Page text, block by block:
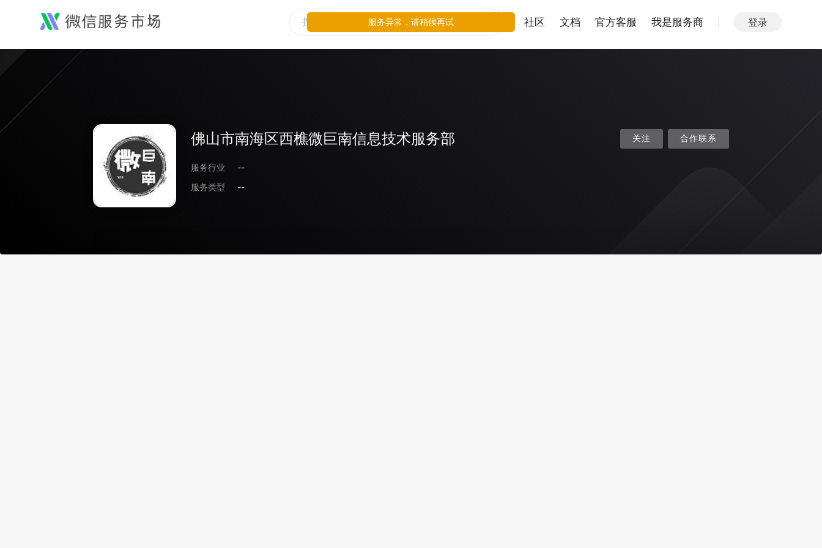
社区 文档 官方客服 我是服务商 登录
佛山市南海区西樵微巨南信息技术服务部
服务行业
--
服务类型
--
关注 合作联系
服务异常，请稍候再试